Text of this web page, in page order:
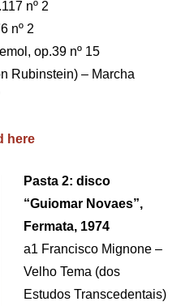
nº 2
nº 2
op.39 nº 15
Rubinstein) – Marcha
here
Pasta 2: disco
“Guiomar Novaes”,
Fermata, 1974
a1 Francisco Mignone –
Velho Tema (dos
Estudos Transcedentais)